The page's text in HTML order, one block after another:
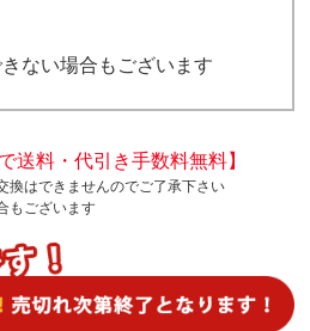
ない場合もございます
送料・代引き手数料無料】
はできませんのでご了承下さい
もございます